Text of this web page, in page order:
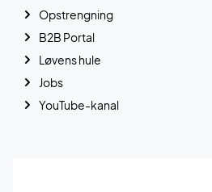
Opstrengning
B2B Portal
Løvens hule
Jobs
YouTube-kanal